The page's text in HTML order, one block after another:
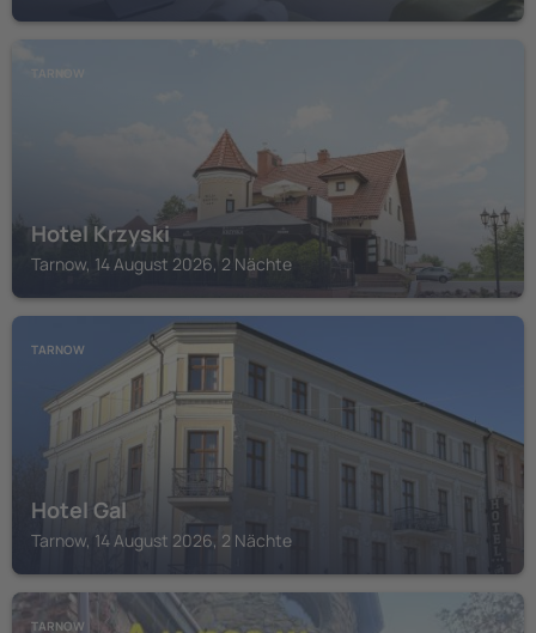
Hotel Krzyski
Tarnow, 14 August 2026, 2 Nächte
TARNOW
Hotel Gal
Tarnow, 14 August 2026, 2 Nächte
TARNOW